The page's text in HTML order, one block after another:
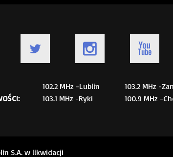
102.2 MHz -Lublin
103.1 MHz -Ryki
103.2 MHz -
100.9 MHz -
S.A. w likwidacji